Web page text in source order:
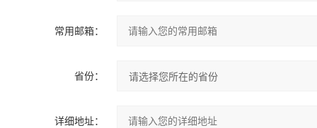
常用邮箱：
省份：
详细地址：